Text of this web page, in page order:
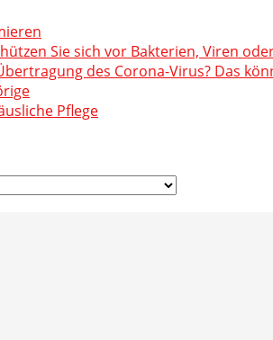
Sie sich vor Bakterien, Viren
des Corona-Virus? Das
Pflege